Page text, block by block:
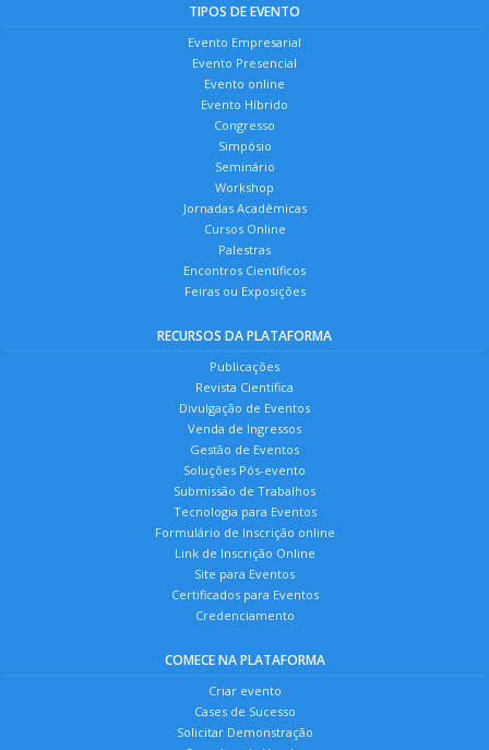
TIPOS DE EVENTO
Evento Empresarial
Evento Presencial
Evento online
Evento Híbrido
Congresso
Simpósio
Seminário
Workshop
Jornadas Acadêmicas
Cursos Online
Palestras
Encontros Científicos
Feiras ou Exposições
RECURSOS DA PLATAFORMA
Publicações
Revista Científica
Divulgação de Eventos
Venda de Ingressos
Gestão de Eventos
Soluções Pós-evento
Submissão de Trabalhos
Tecnologia para Eventos
Formulário de Inscrição online
Link de Inscrição Online
Site para Eventos
Certificados para Eventos
Credenciamento
COMECE NA PLATAFORMA
Criar evento
Cases de Sucesso
Solicitar Demonstração